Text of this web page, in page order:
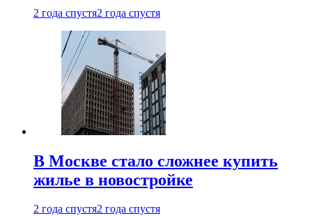
2 года спустя2 года спустя
В Москве стало сложнее купить
жилье в новостройке
2 года спустя2 года спустя